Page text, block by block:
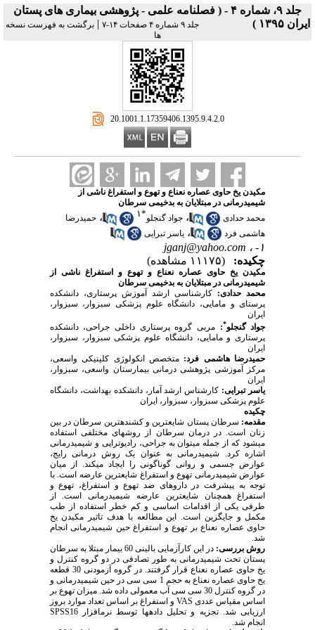
جلد ۹، شماره ۴ - ( فصلنامه علمی - پژوهشی بیماری های پستان
ایران ۱۳۹۵ )
جلد ۹ شماره ۴ صفحات ۱۴-۷ |برگشت به فهرست نسخه
ها
‎ 20.1001.1.17359406.1395.9.4.2.0
مکیدن یخ حاوی عصاره نعناع و تهوع و استفراغ ناشی از
شیمی‏درمانی در مبتلایان به بدخیمی سرطان
محمد حدادی
، جواد گنجلو*۱ ، حمیدرضا
هاشمی فرد
، یاسر تبرایی
۱- ،
jganj@yahoo.com
چکیده:
(۱۱۱۷۵ مشاهده)
مکیدن یخ حاوی عصاره نعناع و تهوع و استفراغ ناشی از
شیمی‏درمانی در مبتلایان به بدخیمی سرطان
محمد حدادی: کارشناسی ارشد آموزش پرستاری، دانشکده
پرستای و مامایی، دانشگاه علوم پزشکی سبزوار، سبزوار،
ایران
جواد گنجلو*
:مربی گروه پرستاری داخلی جراحی، دانشکده
پرستاری و مامایی، دانشگاه علوم پزشکی سبزوار، سبزوار،
ایران
حمیدرضا هاشمی ‏فرد: متخصص انکولوژی کلینیکی واسعی،
مرکز آموزشی پژوهشی درمانی بیمارستان واسعی، سبزوار،
ایران
یاسر تبرایی: کارشناس ارشد آمار، دانشکده بهداشت، دانشگاه
علوم پزشکی سبزوار، سبزوار، ایران
چکیده
مقدمه: سرطان پستان شایع‏ترین و کشنده‏ترین سرطان در بین
زنان است. در درمان سرطان از روش‏های مختلفی استفاده
می‏شود که از جمله می‏توان به جراحی، رادیوتراپی و شیمی‏درمانی
اشاره کرد. شیمی‏درمانی به عنوان یک روش درمانی رایج،
عوارض جسمی و روانی گوناگونی را ایجاد می‏کند. از میان
عوارض شیمی‏درمانی تهوع و استفراغ شایع‏ترین عارضه است. با
توجه به پیشرفت در داروهای ضد تهوع و استفراغ، تهوع و
استفراغ همچنان شایع‏ترین عارضه شیمی‏درمانی است. از
طرفی یکی از اقدامات اساسی و کم خطر استفاده از طب
مکمل و جایگزین است. این مطالعه با هدف تاثیر مکیدن یخ
حاوی عصاره نعناع بر تهوع و استفراغ حین شیمی‏درمانی انجام
شد.
روش بررسی:
در این کارآزمایی بالینی 60 بیمار مبتلا به سرطان
پستان تحت شیمی‏درمانی به طور تصادفی در دو گروه کنترل و
یخ حاوی عصاره نعناع قرار گرفتند. در گروه آزمودنی 30 قطعه
یخ حاوی عصاره نعناع به حجم 1 سی سی در حین شیمی‏درمانی و
در گروه کنترل 30 سی سی آب معمولی داده شد. میزان تهوع بر
اساس مقیاس عددی VASو استفراغ بر اساس تعداد موارد بروز
ارزیابی شد. تجزیه و تحلیل داده‏ها توسط نرم‏افزارSPSS16
انجام شد.